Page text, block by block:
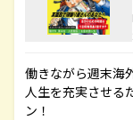
働きながら週末海
人生を充実させる
ン！